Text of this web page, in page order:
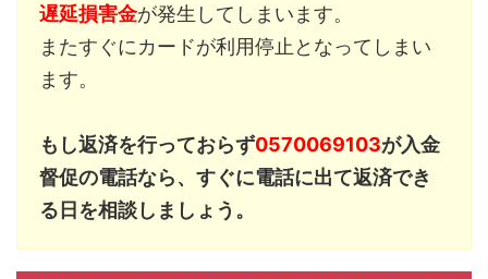
遅延損害金が発生してしまいます。
またすぐにカードが利用停止となってしまい
ます。
もし返済を行っておらず0570069103が入金
督促の電話なら、すぐに電話に出て返済でき
る日を相談しましょう。